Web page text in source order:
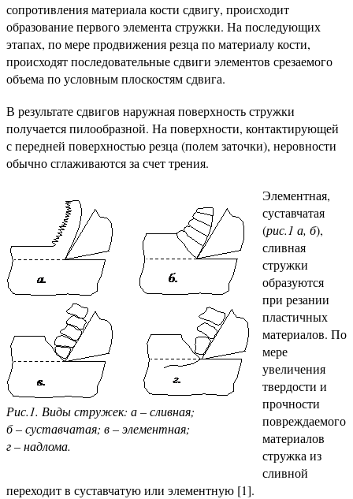
сопротивления материала кости сдвигу, происходит
образование первого элемента стружки. На последующих
этапах, по мере продвижения резца по материалу кости,
происходят последовательные сдвиги элементов срезаемого
объема по условным плоскостям сдвига.
В результате сдвигов наружная поверхность стружки
получается пилообразной. На поверхности, контактирующей
с передней поверхностью резца (полем заточки), неровности
обычно сглаживаются за счет трения.
Рис.1. Виды стружек: а – сливная;
б – суставчатая; в – элементная;
г – надлома.
Элементная,
суставчатая
(рис.1 а, б),
сливная
стружки
образуются
при резании
пластичных
материалов. По
мере
увеличения
твердости и
прочности
повреждаемого
материалов
стружка из
сливной
переходит в суставчатую или элементную [1].